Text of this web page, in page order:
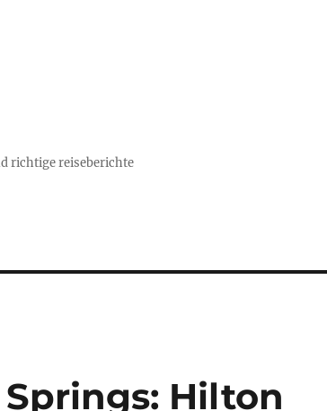
richtige reiseberichte
Hilton